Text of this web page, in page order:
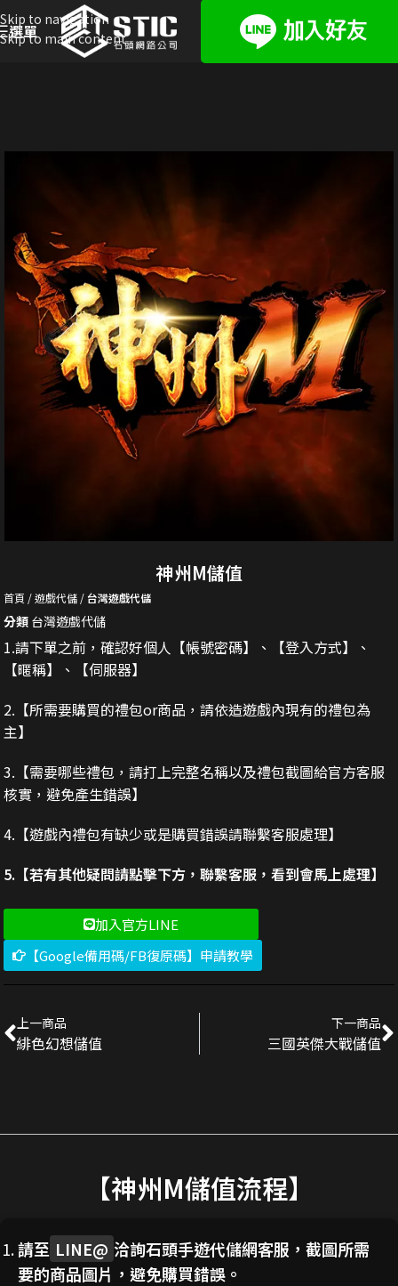
Skip to navigation
Skip to main content
選單
神州M儲值
首頁 遊戲代儲 台灣遊戲代儲
分類 台灣遊戲代儲
1.請下單之前，確認好個人【帳號密碼】、【登入方式】、
【暱稱】、【伺服器】
2. 【所需要購買的禮包or商品，請依造遊戲內現有的禮包為
主】
3. 【需要哪些禮包，請打上完整名稱以及禮包截圖給官方客服
核實，避免產生錯誤】
4.【遊戲內禮包有缺少或是購買錯誤請聯繫客服處理】
5.【若有其他疑問請點擊下方，聯繫客服，看到會馬上處理】
加入官方LINE
【Google備用碼/FB復原碼】申請教學
上一商品
緋色幻想儲值
下一商品
三國英傑大戰儲值
【神州M儲值流程】
請至 LINE@ 洽詢石頭手遊代儲網客服，截圖所需
要的商品圖片，避免購買錯誤。